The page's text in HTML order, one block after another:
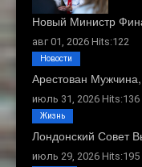
Новый Министр
авг 01, 2026 Hits:122
Арестован
июль 31, 2026 Hits:136
Новости
Лондонский Совет
июль 29, 2026 Hits:195
Жизнь